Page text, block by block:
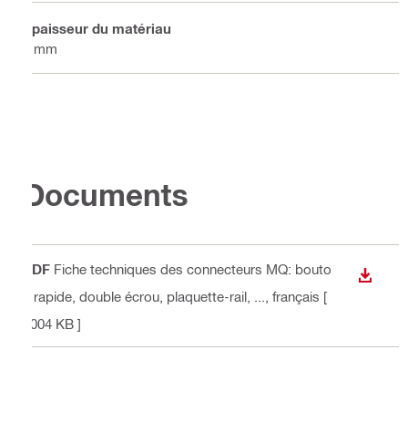
Épaisseur du matériau
4 mm
Documents
PDF Fiche techniques des connecteurs MQ: bouto
n rapide, double écrou, plaquette-rail, ...
, français [
1004 KB ]